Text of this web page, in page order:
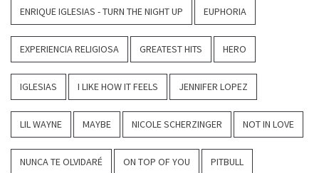
ENRIQUE IGLESIAS - TURN THE NIGHT UP EUPHORIA
EXPERIENCIA RELIGIOSA GREATEST HITS HERO
IGLESIAS I LIKE HOW IT FEELS JENNIFER LOPEZ
LIL WAYNE MAYBE NICOLE SCHERZINGER NOT IN LOVE
NUNCA TE OLVIDARÉ ON TOP OF YOU PITBULL